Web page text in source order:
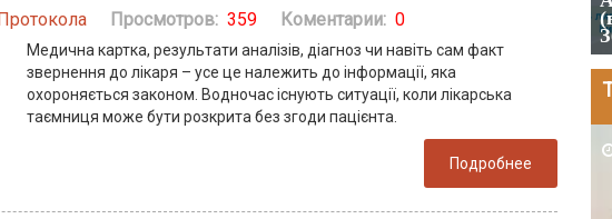
Просмотров: 359 Коментарии: 0
Медична картка, результати аналізів, діагноз чи навіть сам факт
звернення до лікаря – усе це належить до інформації, яка
охороняється законом. Водночас існують ситуації, коли лікарська
таємниця може бути розкрита без згоди пацієнта.
Подробнее
Відповідальність. Дорожня карта для